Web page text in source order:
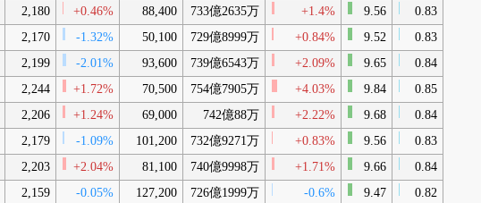
2,180 +0.46% 88,400 733億2635万 +1.4% 9.56
0.83
2,170 -1.32% 50,100 729億8999万 +0.84% 9.52
0.83
2,199 -2.01% 93,600 739億6543万 +2.09% 9.65
0.84
2,244 +1.72% 70,500 754億7905万 +4.03% 9.84
0.85
2,206 +1.24% 69,000 742億88万 +2.22% 9.68
0.84
2,179 -1.09% 101,200 732億9271万 +0.83% 9.56
0.83
2,203 +2.04% 81,100 740億9998万 +1.71% 9.66
0.84
2,159 -0.05% 127,200 726億1999万 -0.6% 9.47
0.82